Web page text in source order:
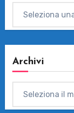
Archivi